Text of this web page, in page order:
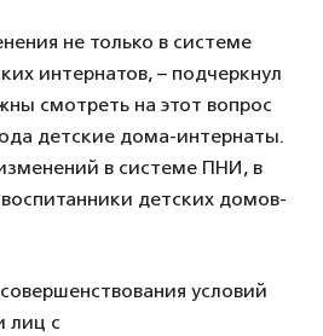
не только в системе
интернатов, – подчеркнул
смотреть на этот вопрос
детские дома-интернаты.
в системе ПНИ, в
детских домов-
условий
лиц с